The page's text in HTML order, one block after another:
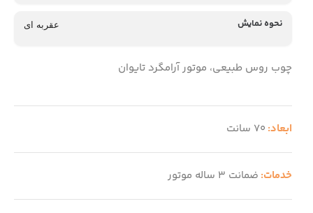
نحوه نمایش عقربه ای
چوب روس طبیعی، موتور آرامگرد تایوان
ابعاد: 70 سانت
خدمات: ضمانت 3 ساله موتور